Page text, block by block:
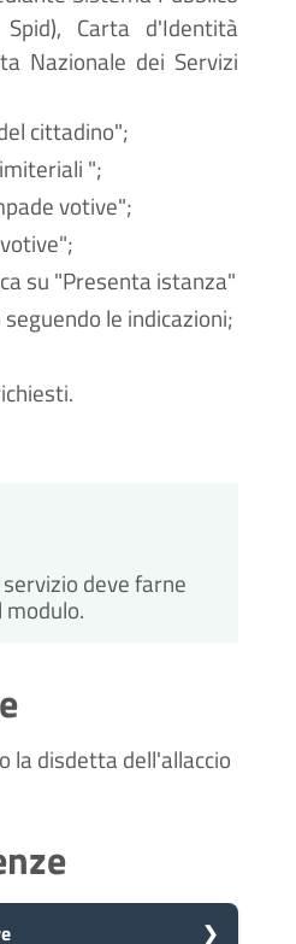
Spid), Carta d'Identità
Nazionale dei Servizi
cittadino";
";
votive";
su "Presenta istanza"
le indicazioni;
deve farne
la disdetta dell'allaccio